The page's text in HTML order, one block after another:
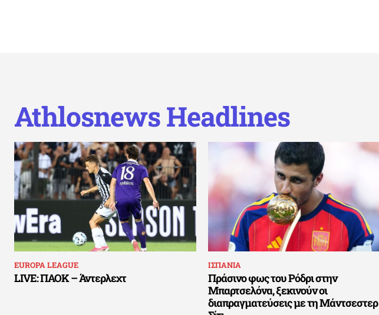
Athlosnews Headlines
EUROPA LEAGUE
LIVE: ΠΑΟΚ – Άντερλεχτ
ΙΣΠΑΝΙΑ
Πράσινο φως του Ρόδρι στην
Μπαρτσελόνα, ξεκινούν οι
διαπραγματεύσεις με τη Μάντσεστερ